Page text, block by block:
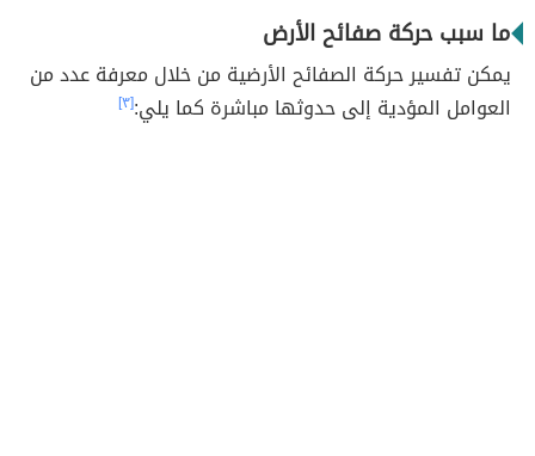
ما سبب حركة صفائح الأرض
يمكن تفسير حركة الصفائح الأرضية من خلال معرفة عدد من
العوامل المؤدية إلى حدوثها مباشرة كما يلي:[٣]